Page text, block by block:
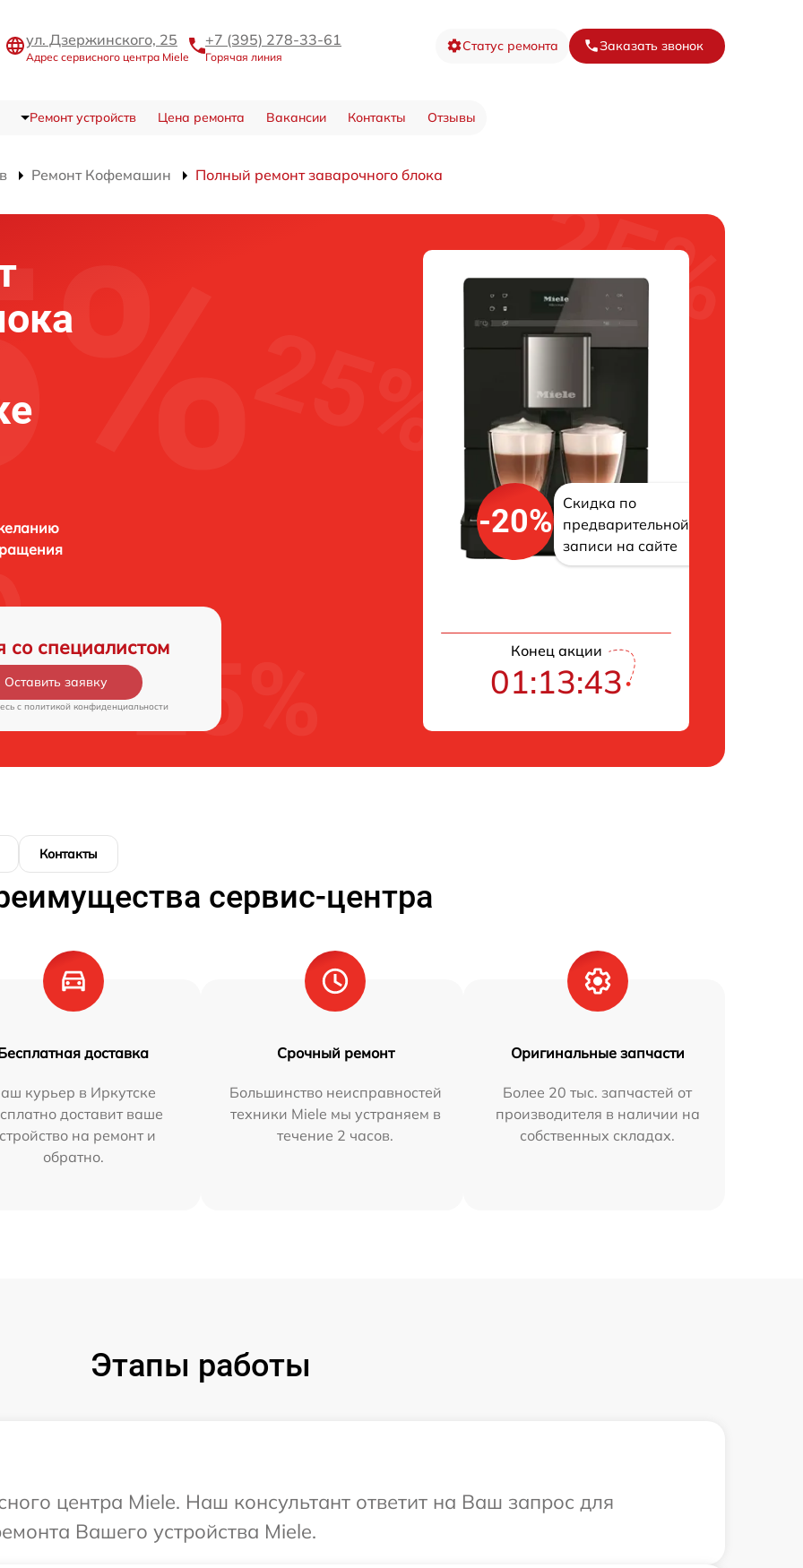
ул. Дзержинского, 25
Адрес сервисного центра Miele
+7 (395) 278-33-61
Горячая линия
Статус ремонта Заказать звонок
Ремонт устройств Цена ремонта Вакансии Контакты Отзывы
Ремонт Кофемашин Полный ремонт заварочного блока
со специалистом
Оставить заявку
c политикой конфиденциальности
-20%
Скидка по
предварительной
записи на сайте
Конец акции
01:13:42
Контакты
сервис-центра
доставка
курьер в Иркутске
доставит ваше
на ремонт и
обратно.
Срочный ремонт
Большинство неисправностей
техники Miele мы устраняем в
течение 2 часов.
Оригинальные запчасти
Более 20 тыс. запчастей от
производителя в наличии на
собственных складах.
Этапы работы
центра Miele. Наш консультант ответит на Ваш запрос для
Вашего устройства Miele.